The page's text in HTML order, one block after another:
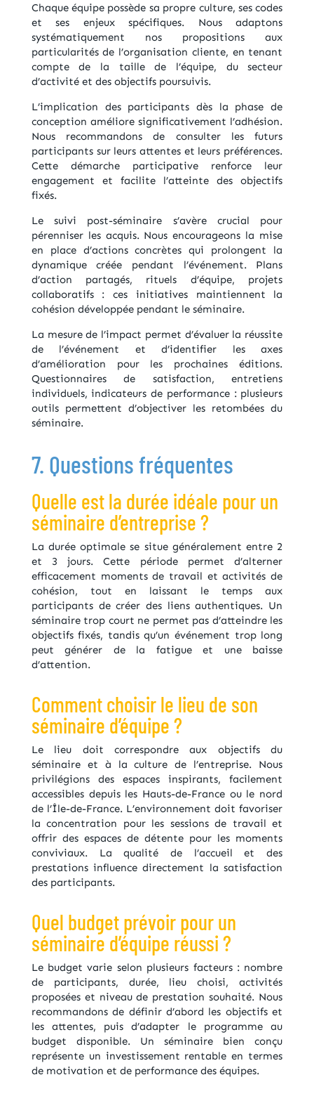
Chaque équipe possède sa propre culture, ses codes
et ses enjeux spécifiques. Nous adaptons
systématiquement nos propositions aux
particularités de l’organisation cliente, en tenant
compte de la taille de l’équipe, du secteur
d’activité et des objectifs poursuivis.
L’implication des participants dès la phase de
conception améliore significativement l’adhésion.
Nous recommandons de consulter les futurs
participants sur leurs attentes et leurs préférences.
Cette démarche participative renforce leur
engagement et facilite l’atteinte des objectifs
fixés.
Le suivi post-séminaire s’avère crucial pour
pérenniser les acquis. Nous encourageons la mise
en place d’actions concrètes qui prolongent la
dynamique créée pendant l’événement. Plans
d’action partagés, rituels d’équipe, projets
collaboratifs : ces initiatives maintiennent la
cohésion développée pendant le séminaire.
La mesure de l’impact permet d’évaluer la réussite
de l’événement et d’identifier les axes
d’amélioration pour les prochaines éditions.
Questionnaires de satisfaction, entretiens
individuels, indicateurs de performance : plusieurs
outils permettent d’objectiver les retombées du
séminaire.
7. Questions fréquentes
Quelle est la durée idéale pour un
séminaire d’entreprise ?
La durée optimale se situe généralement entre 2
et 3 jours. Cette période permet d’alterner
efficacement moments de travail et activités de
cohésion, tout en laissant le temps aux
participants de créer des liens authentiques. Un
séminaire trop court ne permet pas d’atteindre les
objectifs fixés, tandis qu’un événement trop long
peut générer de la fatigue et une baisse
d’attention.
Comment choisir le lieu de son
séminaire d’équipe ?
Le lieu doit correspondre aux objectifs du
séminaire et à la culture de l’entreprise. Nous
privilégions des espaces inspirants, facilement
accessibles depuis les Hauts-de-France ou le nord
de l’Île-de-France. L’environnement doit favoriser
la concentration pour les sessions de travail et
offrir des espaces de détente pour les moments
conviviaux. La qualité de l’accueil et des
prestations influence directement la satisfaction
des participants.
Quel budget prévoir pour un
séminaire d’équipe réussi ?
Le budget varie selon plusieurs facteurs : nombre
de participants, durée, lieu choisi, activités
proposées et niveau de prestation souhaité. Nous
recommandons de définir d’abord les objectifs et
les attentes, puis d’adapter le programme au
budget disponible. Un séminaire bien conçu
représente un investissement rentable en termes
de motivation et de performance des équipes.